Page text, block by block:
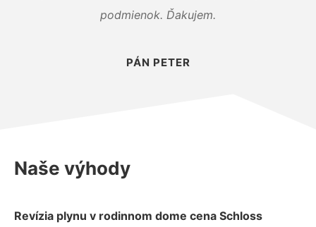
podmienok. Ďakujem.
PÁN PETER
Naše výhody
Revízia plynu v rodinnom dome cena Schloss